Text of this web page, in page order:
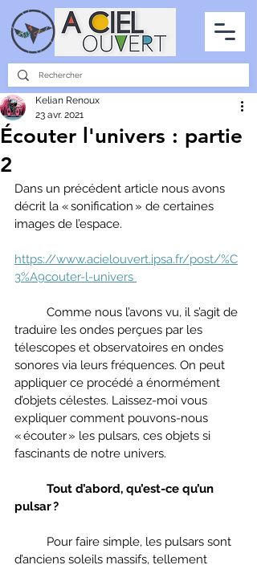
PARTENARIATS
INTERVIEWS LA PHOTO DU CIEL TOUS LES ARTICLES
Écouter l'univers : partie
2
Kelian Renoux
23 avr. 2021
Dans un précédent article nous avons
décrit la « sonification » de certaines
images de l’espace.
https://www.acielouvert.ipsa.fr/post/%C
3%A9couter-l-univers
traduire les ondes perçues par les
télescopes et observatoires en ondes
sonores via leurs fréquences. On peut
appliquer ce procédé a énormément
d’objets célestes. Laissez-moi vous
expliquer comment pouvons-nous
« écouter » les pulsars, ces objets si
fascinants de notre univers.
Tout d’abord, qu’est-ce qu’un
pulsar ?
d’anciens soleils massifs, tellement